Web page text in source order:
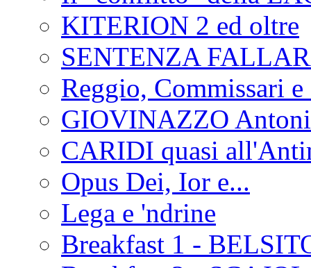
KITERION 2 ed oltre
SENTENZA
Reggio, Commissari
GIOVINAZZO
CARIDI quasi
Opus Dei, Ior e...
Lega e 'ndrine
Breakfast 1 -